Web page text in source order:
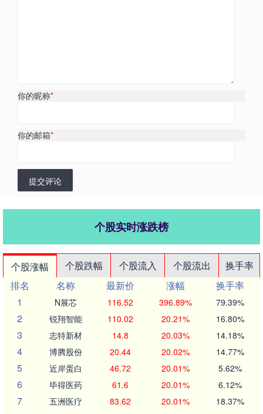
你的昵称*
你的邮箱*
提交评论
个股实时涨跌榜
个股涨幅 个股跌幅 个股流入 个股流出
换手率
排名
名称 最新价 涨幅
换手率
1
N展芯 116.52 396.89% 79.39%
2 锐翔智能 110.02 20.21% 16.80%
3 志特新材 14.8 20.03% 14.18%
4 博腾股份 20.44 20.02% 14.77%
5 近岸蛋白 46.72 20.01% 5.62%
6 毕得医药 61.6 20.01% 6.12%
7 五洲医疗 83.62 20.01% 18.37%